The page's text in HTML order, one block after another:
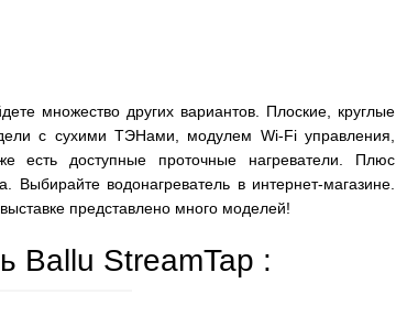
множество других вариантов. Плоские, круглые
с сухими ТЭНами, модулем Wi-Fi управления,
есть доступные проточные нагреватели. Плюс
водонагреватель в интернет-магазине.
представлено много моделей!
Ballu StreamTap :